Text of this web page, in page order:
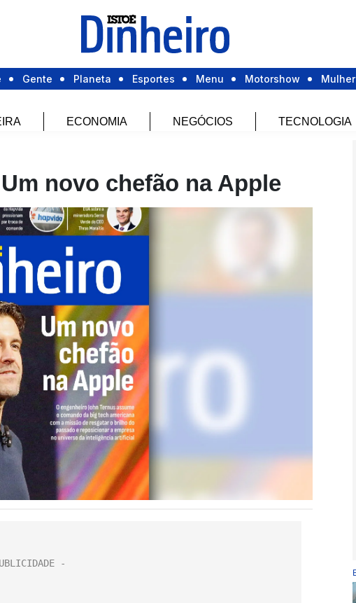
Gente Planeta Esportes Menu Motorshow Mulher
ECONOMIA NEGÓCIOS TECNOLOGIA
novo chefão na Apple